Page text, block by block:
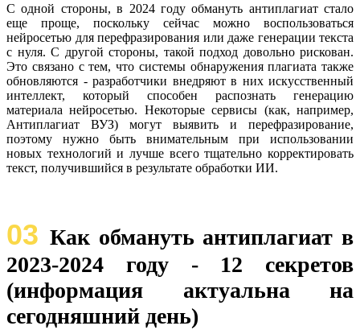
С одной стороны, в 2024 году обмануть антиплагиат стало
еще проще, поскольку сейчас можно воспользоваться
нейросетью для перефразирования или даже генерации текста
с нуля. С другой стороны, такой подход довольно рискован.
Это связано с тем, что системы обнаружения плагиата также
обновляются - разработчики внедряют в них искусственный
интеллект, который способен распознать генерацию
материала нейросетью. Некоторые сервисы (как, например,
Антиплагиат ВУЗ) могут выявить и перефразирование,
поэтому нужно быть внимательным при использовании
новых технологий и лучше всего тщательно корректировать
текст, получившийся в результате обработки ИИ.
03 Как обмануть антиплагиат в
2023-2024 году - 12 секретов
(информация актуальна на
сегодняшний день)